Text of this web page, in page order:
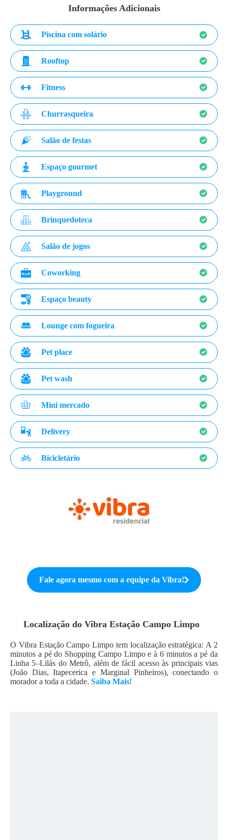
Informações Adicionais
Piscina com solário
Rooftop
Fitness
Churrasqueira
Salão de festas
Espaço gourmet
Playground
Brinquedoteca
Salão de jogos
Coworking
Espaço beauty
Lounge com fogueira
Pet place
Pet wash
Mini mercado
Delivery
Bicicletário
Fale agora mesmo com a equipe daVibra!
Localização do Vibra Estação Campo Limpo
O Vibra Estação Campo Limpo tem localização estratégica: A 2
minutos a pé do Shopping Campo Limpo e à 6 minutos a pé da
Linha 5–Lilás do Metrô, além de fácil acesso às principais vias
(João Dias, Itapecerica e Marginal Pinheiros), conectando o
morador a toda a cidade. Saiba Mais!